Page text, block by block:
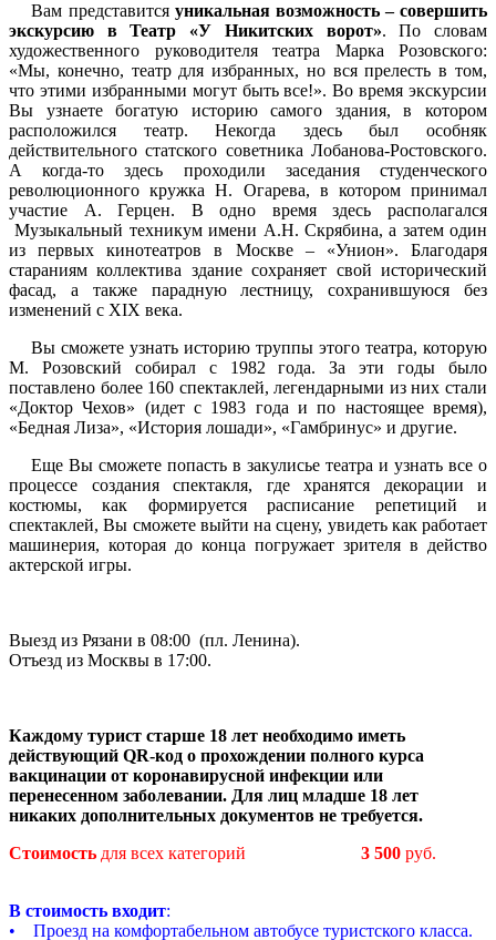
Вам представится уникальная возможность – совершить
экскурсию в Театр «У Никитских ворот». По словам
художественного руководителя театра Марка Розовского:
«Мы, конечно, театр для избранных, но вся прелесть в том,
что этими избранными могут быть все!». Во время экскурсии
Вы узнаете богатую историю самого здания, в котором
расположился театр. Некогда здесь был особняк
действительного статского советника Лобанова-Ростовского.
А когда-то здесь проходили заседания студенческого
революционного кружка Н. Огарева, в котором принимал
участие А. Герцен. В одно время здесь располагался
Музыкальный техникум имени А.Н. Скрябина, а затем один
из первых кинотеатров в Москве – «Унион». Благодаря
стараниям коллектива здание сохраняет свой исторический
фасад, а также парадную лестницу, сохранившуюся без
изменений с XIX века.
Вы сможете узнать историю труппы этого театра, которую
М. Розовский собирал с 1982 года. За эти годы было
поставлено более 160 спектаклей, легендарными из них стали
«Доктор Чехов» (идет с 1983 года и по настоящее время),
«Бедная Лиза», «История лошади», «Гамбринус» и другие.
Еще Вы сможете попасть в закулисье театра и узнать все о
процессе создания спектакля, где хранятся декорации и
костюмы, как формируется расписание репетиций и
спектаклей, Вы сможете выйти на сцену, увидеть как работает
машинерия, которая до конца погружает зрителя в действо
актерской игры.
Выезд из Рязани в 08:00 (пл. Ленина).
Отъезд из Москвы в 17:00.
Каждому турист старше 18 лет необходимо иметь
действующий QR-код о прохождении полного курса
вакцинации от коронавирусной инфекции или
перенесенном заболевании. Для лиц младше 18 лет
никаких дополнительных документов не требуется.
Стоимость для всех категорий 3 500 руб.
В стоимость входит:
• Проезд на комфортабельном автобусе туристского класса.